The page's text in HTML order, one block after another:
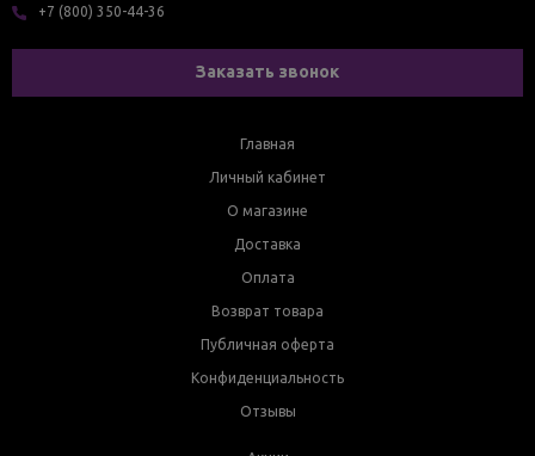
+7 (800) 350-44-36
Заказать звонок
Главная
Личный кабинет
О магазине
Доставка
Оплата
Возврат товара
Публичная оферта
Конфиденциальность
Отзывы